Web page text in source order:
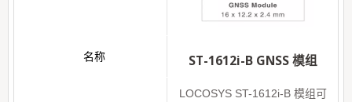
ST-1612i-B GNSS 模组
LOCOSYS ST-1612i-B 模组可